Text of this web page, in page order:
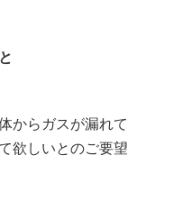
からガスが漏れて
欲しいとのご要望